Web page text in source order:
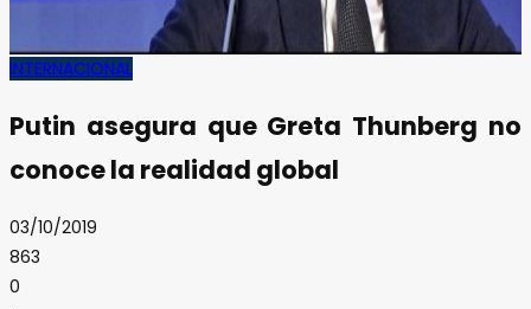
INTERNACIONAL
Putin asegura que Greta Thunberg no
conoce la realidad global
03/10/2019
863
0